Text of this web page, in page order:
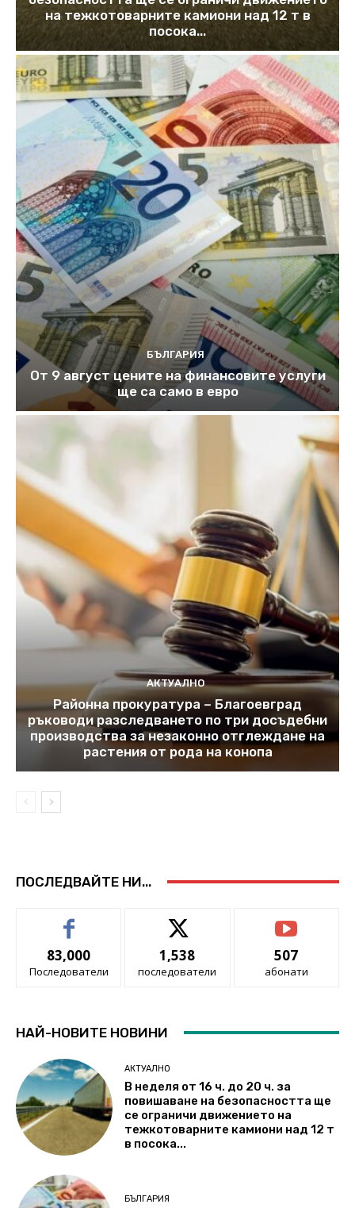
на тежкотоварните камиони над 12 т в
посока...
БЪЛГАРИЯ
От 9 август цените на финансовите услуги
ще са само в евро
АКТУАЛНО
Районна прокуратура – Благоевград
ръководи разследването по три досъдебни
производства за незаконно отглеждане на
растения от рода на конопа
ПОСЛЕДВАЙТЕ НИ...
83,000
Последователи
1,538
последователи
507
абонати
НАЙ-НОВИТЕ НОВИНИ
АКТУАЛНО
В неделя от 16 ч. до 20 ч. за
повишаване на безопасността ще
се ограничи движението на
тежкотоварните камиони над 12 т
в посока...
БЪЛГАРИЯ